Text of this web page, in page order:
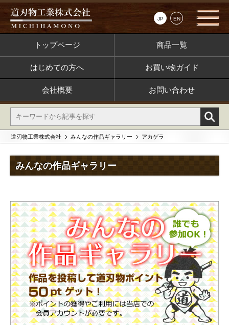
JP EN
トップページ 商品一覧
はじめての方へ お買い物ガイド
会社概要 お問い合わせ
道刃物工業株式会社 みんなの作品ギャラリー アカゲラ
みんなの作品ギャラリー